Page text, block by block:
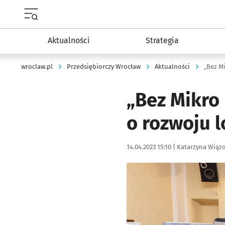
Aktualności Strategia
wroclaw.pl Przedsiębiorczy Wrocław Aktualności
„Bez
o rozwoju
Data publikacji:
14.04.2023 15:10 | Autor:
Katarzyna
Kliknij, aby zobaczyć galerię